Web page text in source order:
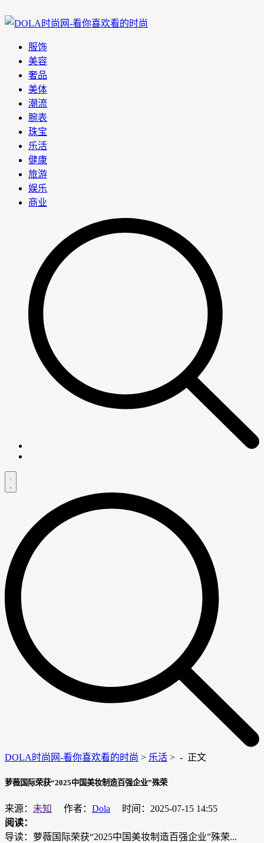
服饰
美容
奢品
美体
潮流
腕表
珠宝
乐活
健康
旅游
娱乐
商业
DOLA时尚网-看你喜欢看的时尚 > 乐活 > - 正文
萝薇国际荣获“2025中国美妆制造百强企业”殊荣
来源： 未知 作者： Dola
时间：2025-07-15 14:55
阅读：
导读：萝薇国际荣获“2025中国美妆制造百强企业”殊荣...